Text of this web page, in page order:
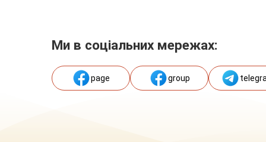
Ми в соціальних мережах:
page group